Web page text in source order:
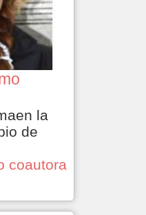
la
de
coautora